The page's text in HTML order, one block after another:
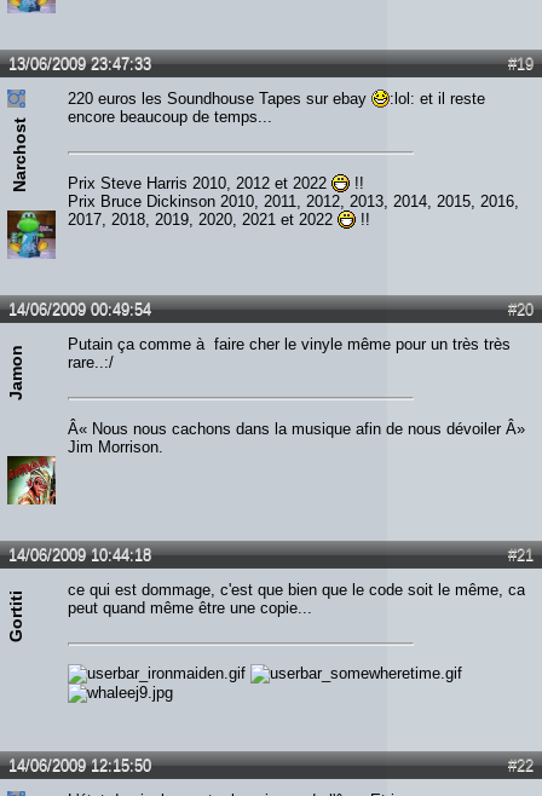
#19
13/06/2009 23:47:33
Narchost
220 euros les Soundhouse Tapes sur ebay
:lol: et il reste
encore beaucoup de temps...
Prix Steve Harris 2010, 2012 et 2022
!!
Prix Bruce Dickinson 2010, 2011, 2012, 2013, 2014, 2015, 2016,
2017, 2018, 2019, 2020, 2021 et 2022
!!
#20
14/06/2009 00:49:54
Jamon
Putain ça comme à faire cher le vinyle même pour un très très
rare..:/
Â« Nous nous cachons dans la musique afin de nous dévoiler Â»
Jim Morrison.
#21
14/06/2009 10:44:18
Gortiti
ce qui est dommage, c'est que bien que le code soit le même, ca
peut quand même être une copie...
#22
14/06/2009 12:15:50